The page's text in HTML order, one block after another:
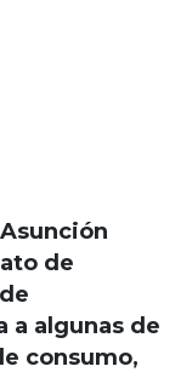
de
a algunas de
consumo,